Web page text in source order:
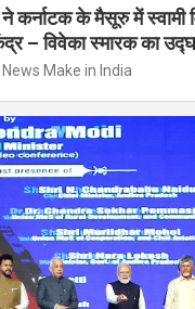
ने कर्नाटक के मैसूरु में स्वामी
– विवेका स्मारक का
News Make in India